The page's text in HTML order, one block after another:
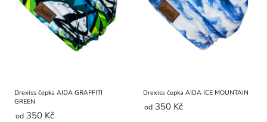
Drexiss čepka AIDA GRAFFITI
GREEN
od 350 Kč
Drexiss čepka AIDA ICE MOUNTAIN
od 350 Kč